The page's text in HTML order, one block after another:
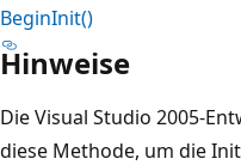
BeginInit()
Hinweise
Die Visual Studio 2005-
diese Methode, um die